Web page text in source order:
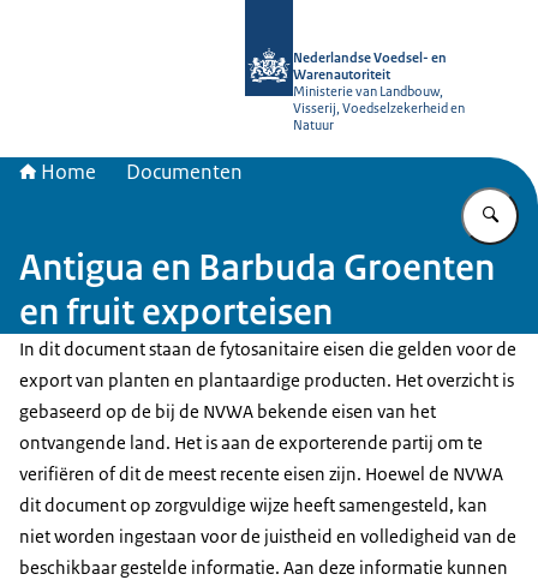
Nederlandse Voedsel- en
Warenautoriteit
Ministerie van Landbouw,
Visserij, Voedselzekerheid en
Natuur
Home Documenten
Antigua en Barbuda Groenten
en fruit exporteisen
In dit document staan de fytosanitaire eisen die gelden voor de
export van planten en plantaardige producten. Het overzicht is
gebaseerd op de bij de NVWA bekende eisen van het
ontvangende land. Het is aan de exporterende partij om te
verifiëren of dit de meest recente eisen zijn. Hoewel de NVWA
dit document op zorgvuldige wijze heeft samengesteld, kan
niet worden ingestaan voor de juistheid en volledigheid van de
beschikbaar gestelde informatie. Aan deze informatie kunnen